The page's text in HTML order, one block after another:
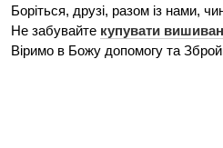
Боріться, друзі, разом із нами,
Не забувайте купувати
Віримо в Божу допомогу та